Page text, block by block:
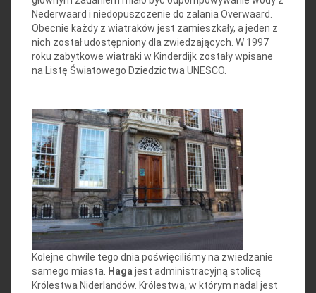
Nederwaard i niedopuszczenie do zalania Overwaard.
Obecnie każdy z wiatraków jest zamieszkały, a jeden z
nich został udostępniony dla zwiedzających. W 1997
roku zabytkowe wiatraki w Kinderdijk zostały wpisane
na Listę Światowego Dziedzictwa UNESCO.
Kolejne chwile tego dnia poświęciliśmy na zwiedzanie
samego miasta. Hagajest administracyjną stolicą
Królestwa Niderlandów. Królestwa, w którym nadal jest